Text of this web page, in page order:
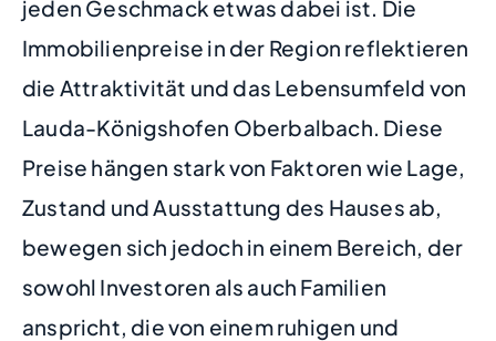
jeden Geschmack etwas dabei ist. Die
Immobilienpreise in der Region reflektieren
die Attraktivität und das Lebensumfeld von
Lauda-Königshofen Oberbalbach. Diese
Preise hängen stark von Faktoren wie Lage,
Zustand und Ausstattung des Hauses ab,
bewegen sich jedoch in einem Bereich, der
sowohl Investoren als auch Familien
anspricht, die von einem ruhigen und